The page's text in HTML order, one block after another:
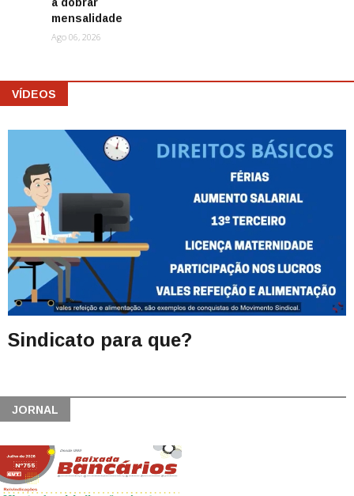
mensalidade
Ago 06, 2026
VÍDEOS
Sindicato para que?
JORNAL